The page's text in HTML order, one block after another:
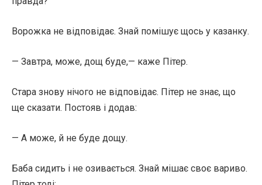
Ворожка не відповідає. Знай помішує щось у казанку.
— Завтра, може, дощ буде,— каже Пітер.
Стара знову нічого не відповідає. Пітер не знає, що
ще сказати. Постояв і додав:
— А може, й не буде дощу.
Баба сидить і не озивається. Знай мішає своє вариво.